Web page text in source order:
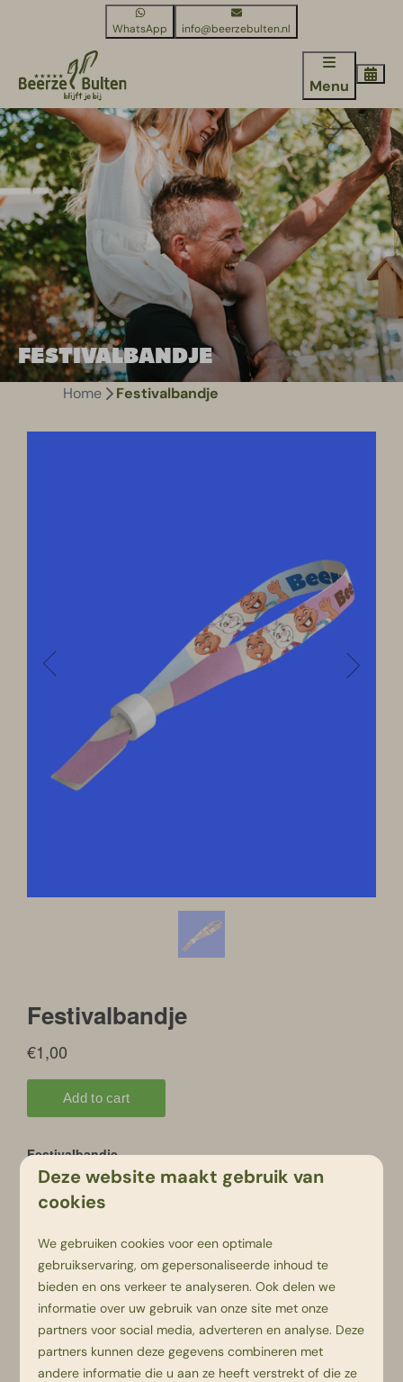
WhatsApp info@beerzebulten.nl
Menu
FESTIVALBANDJE
Home Festivalbandje
Deze website maakt gebruik van
cookies
We gebruiken cookies voor een optimale
gebruikservaring, om gepersonaliseerde inhoud te
bieden en ons verkeer te analyseren. Ook delen we
informatie over uw gebruik van onze site met onze
partners voor social media, adverteren en analyse. Deze
partners kunnen deze gegevens combineren met
andere informatie die u aan ze heeft verstrekt of die ze